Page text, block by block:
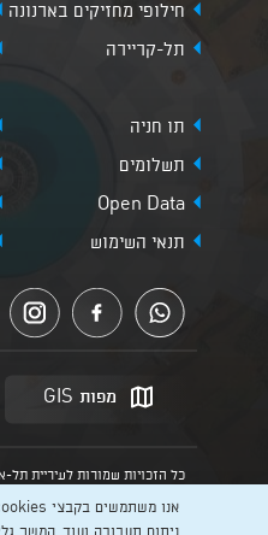
חילופי מחזיקים בארנונה
תל-קריירה
תו חניה
תשלומים
Open Data
תנאי השימוש
מפות GIS
הנוסח המחייב הוא זה הקבוע
בתוקף